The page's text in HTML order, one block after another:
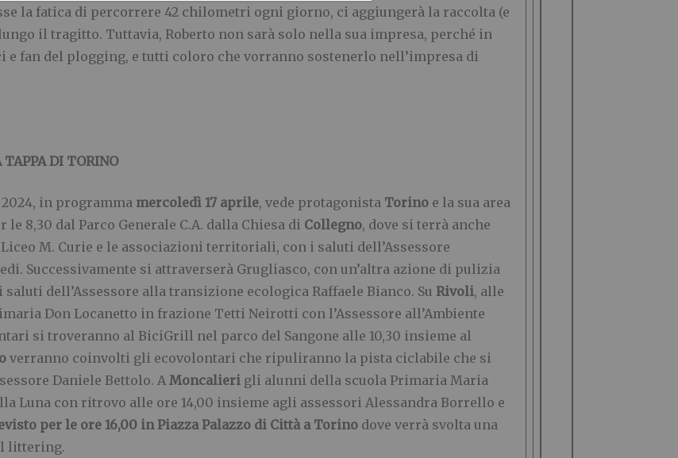
la fatica di percorrere 42 chilometri ogni giorno, ci aggiungerà la raccolta (e
il tragitto. Tuttavia, Roberto non sarà solo nella sua impresa, perché in
fan del plogging, e tutti coloro che vorranno sostenerlo nell’impresa di
DI TORINO
in programma mercoledì 17 aprile, vede protagonista Torino e la sua area
8,30 dal Parco Generale C.A. dalla Chiesa di Collegno, dove si terrà anche
M. Curie e le associazioni territoriali, con i saluti dell’Assessore
Successivamente si attraverserà Grugliasco, con un’altra azione di pulizia
dell’Assessore alla transizione ecologica Raffaele Bianco. Su Rivoli, alle
Don Locanetto in frazione Tetti Neirotti con l’Assessore all’Ambiente
si troveranno al BiciGrill nel parco del Sangone alle 10,30 insieme al
verranno coinvolti gli ecovolontari che ripuliranno la pista ciclabile che si
Daniele Bettolo. A Moncalieri gli alunni della scuola Primaria Maria
Luna con ritrovo alle ore 14,00 insieme agli assessori Alessandra Borrello e
per le ore 16,00 in Piazza Palazzo di Città a Torino dove verrà svolta una
littering.